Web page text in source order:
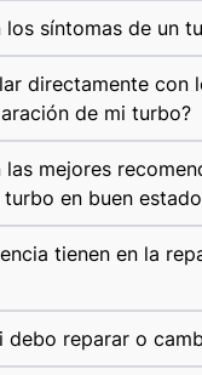
los síntomas de un
directamente con
de mi turbo?
las mejores
en buen
tienen en la
debo reparar o